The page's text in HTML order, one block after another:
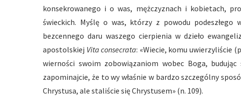
konsekrowanego i o was, mężczyznach i kobietach,
świeckich. Myślę o was, którzy z powodu podeszłego
bezcennego daru waszego cierpienia w dzieło
apostolskiej Vita consecrata: «Wiecie, komu uwierzyliście
wierności swoim zobowiązaniom wobec Boga,
zapominajcie, że to wy właśnie w bardzo szczególny
Chrystusa, ale staliście się Chrystusem» (n. 109).